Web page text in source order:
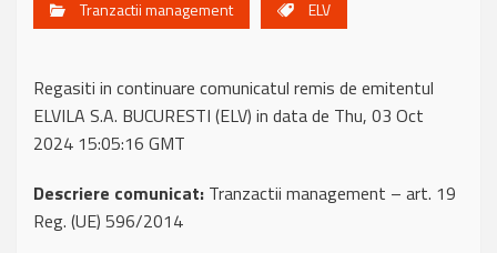
Tranzactii management ELV
Regasiti in continuare comunicatul remis de emitentul
ELVILA S.A. BUCURESTI (ELV) in data de Thu, 03 Oct
2024 15:05:16 GMT
Descriere comunicat: Tranzactii management – art. 19
Reg. (UE) 596/2014